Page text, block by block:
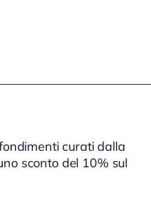
curati dalla
sconto del 10% sul